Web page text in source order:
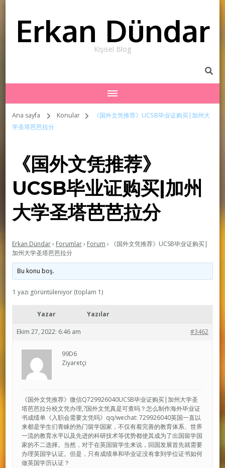
Erkan Dündar
Kişisel Blog
Ana sayfa Konular
《国外文凭推荐》UCSB毕业证购买|加州大
学圣塔芭芭拉分
《国外文凭推荐》
UCSB毕业证购买|加州
大学圣塔芭芭拉分
Erkan Dündar› Forumlar› Forum ›
《国外文凭推荐》UCSB毕业证购买|
加州大学圣塔芭芭拉分
Bu konu boş.
1 yazı görüntüleniyor (toplam 1)
Yazar Yazılar
Ekim 27, 2022: 6:46 am #3462
99D6
Ziyaretçi
《国外文凭推荐》微信Q729926040UCSB毕业证购买|加州大学圣
塔芭芭拉分校文凭办理,?国外文凭真是可查吗？怎么制作海外毕业证
书成绩单《入职会需要文凭吗》qq/wechat: 729926040英国一直以
来都是学生们青睐的热门留学国家，不仅有着完善的教育体系、世界
一流的教育水平以及先进的科研技术等优势都使其成为了出国留学国
家的不二选择。当然，对于在英国留学生来说，回国发展首先就需要
办理英国学认证。但是，只有成绩单和毕业证没有拿到学位证书如何
做英国学历认证？